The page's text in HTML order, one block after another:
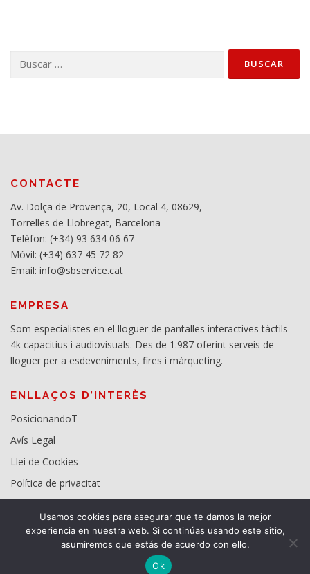
CONTACTE
Av. Dolça de Provença, 20, Local 4, 08629,
Torrelles de Llobregat, Barcelona
Telèfon: (+34) 93 634 06 67
Móvil: (+34) 637 45 72 82
Email: info@sbservice.cat
EMPRESA
Som especialistes en el lloguer de pantalles interactives tàctils
4k capacitius i audiovisuals. Des de 1.987 oferint serveis de
lloguer per a esdeveniments, fires i màrqueting.
ENLLAÇOS D’INTERÈS
PosicionandoT
Avís Legal
Llei de Cookies
Política de privacitat
Usamos cookies para asegurar que te damos la mejor
experiencia en nuestra web. Si continúas usando este sitio,
asumiremos que estás de acuerdo con ello.
Ok